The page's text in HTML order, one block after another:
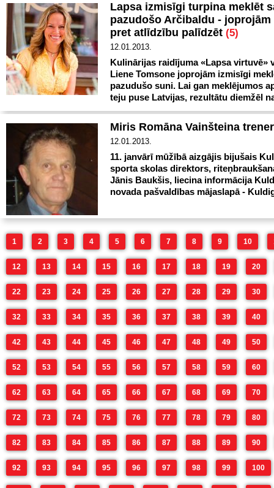
Lapsa izmisīgi turpina meklēt
pazudošo Arčibaldu - joprojām
pret atlīdzību palīdzēt (5)
12.01.2013.
Kulinārijas raidījuma «Lapsa virtuvē»
Liene Tomsone joprojām izmisīgi
pazudušo suni. Lai gan meklējumos
teju puse Latvijas, rezultātu diemžēl
Miris Romāna Vainšteina
12.01.2013.
11. janvārī mūžībā aizgājis bijušais
sporta skolas direktors,
Jānis Baukšis, liecina informācija
novada pašvaldības mājaslapā -
1 2 3 4 5 6 7 8 9 10
12 13 14 15 16 17 18 19 20
22 23 24 25 26 27 28 29 30
32 33 34 35 36 37 38 39 40
42 43 44 45 46 47 48 49 50
52 53 54 55 56 57 58 59 60
62 63 64 65 66 67 68 69 70
72 73 74 75 76 77 78 79 80
82 83 84 85 86 87 88 89 90
92 93 94 95 96 97 98 99 100